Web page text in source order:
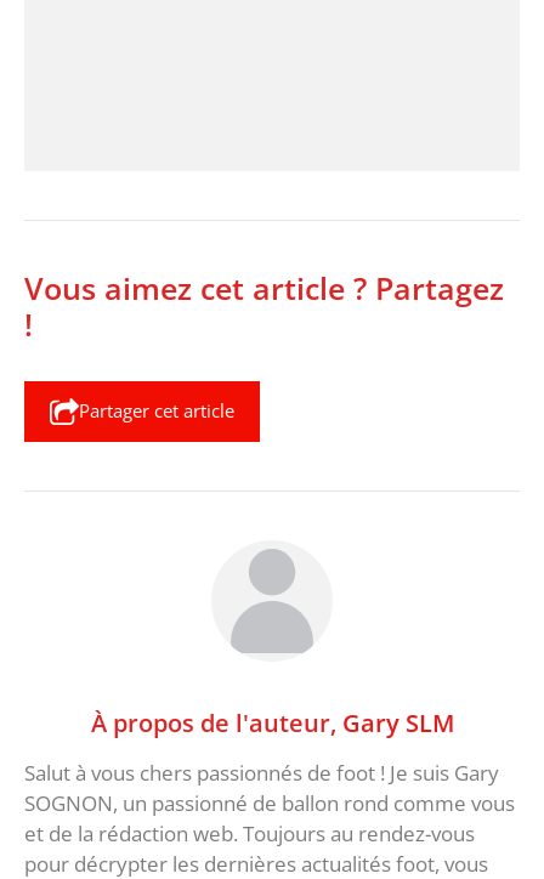
Vous aimez cet article ? Partagez
!
Partager cet article
À propos de l'auteur, Gary SLM
Salut à vous chers passionnés de foot ! Je suis Gary
SOGNON, un passionné de ballon rond comme vous
et de la rédaction web. Toujours au rendez-vous
pour décrypter les dernières actualités foot, vous